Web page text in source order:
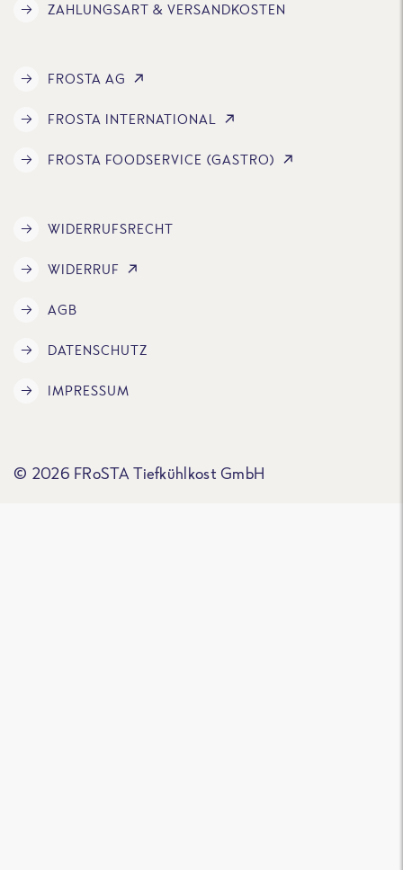
ZAHLUNGSART & VERSANDKOSTEN
FROSTA AG
FROSTA INTERNATIONAL
FROSTA FOODSERVICE (GASTRO)
WIDERRUFSRECHT
WIDERRUF
AGB
DATENSCHUTZ
IMPRESSUM
© 2026 FRoSTA Tiefkühlkost GmbH